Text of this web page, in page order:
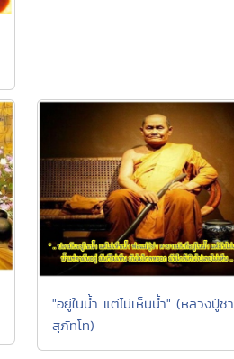
"อยู่ในน้ำ แต่ไม่เห็นน้ำ" (หลวงปู่ชา
สุภัทโท)